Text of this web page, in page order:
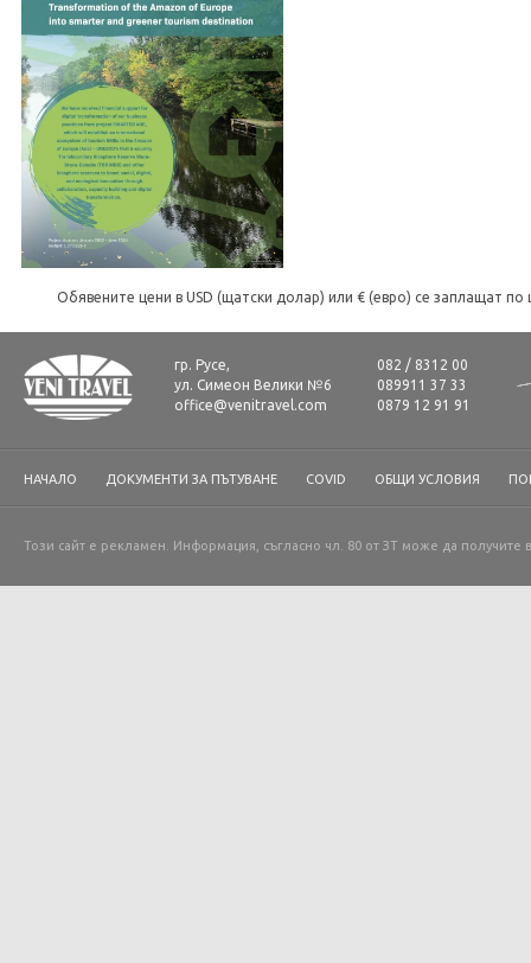
Обявените цени в USD (щатски долар) или € (евро) се заплащат
гр. Русе,
ул. Симеон Велики №6
office@venitravel.com
082 / 8312 00
089911 37 33
0879 12 91 91
НАЧАЛО ДОКУМЕНТИ ЗА ПЪТУВАНЕ COVID ОБЩИ УСЛОВИЯ
Този сайт е рекламен. Информация, съгласно чл. 80 от ЗТ може да получите